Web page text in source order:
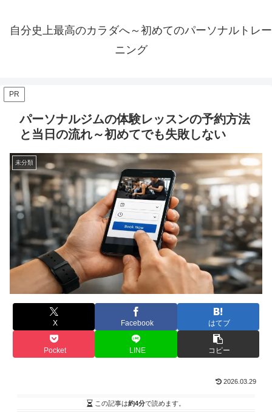
自分史上最高のカラダへ～初めてのパーソナルトレー
ニング
PR
パーソナルジムの体験レッスンの予約方法
と当日の流れ～初めてでも失敗しない
未分類
X Facebook はてブ
Pocket LINE コピー
2026.03.29
この記事は約4分で読めます。